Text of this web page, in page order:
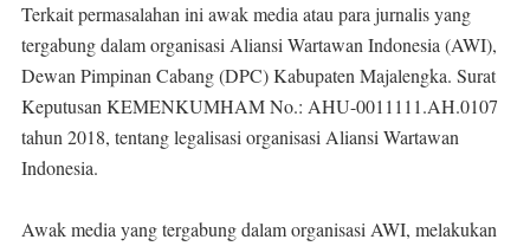
Terkait permasalahan ini awak media atau para jurnalis yang
tergabung dalam organisasi Aliansi Wartawan Indonesia (AWI),
Dewan Pimpinan Cabang (DPC) Kabupaten Majalengka. Surat
Keputusan KEMENKUMHAM No.: AHU-0011111.AH.0107
tahun 2018, tentang legalisasi organisasi Aliansi Wartawan
Indonesia.
Awak media yang tergabung dalam organisasi AWI, melakukan